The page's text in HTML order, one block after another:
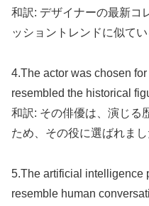
和訳: デザイナーの最新コ
ッショントレンドに似てい
4.The actor was chosen
resembled the historical
和訳: その俳優は、演じる
ため、その役に選ばれまし
5.The artificial intelligence
resemble human